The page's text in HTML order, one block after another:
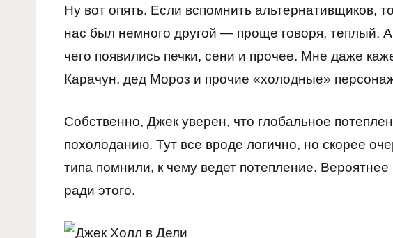
Ну вот опять. Если вспомнить альтернативщиков,
нас был немного другой — проще говоря, теплый. А
чего появились печки, сени и прочее. Мне даже
Карачун, дед Мороз и прочие «холодные»
Собственно, Джек уверен, что глобальное
похолоданию. Тут все вроде логично, но скорее
типа помнили, к чему ведет потепление.
ради этого.